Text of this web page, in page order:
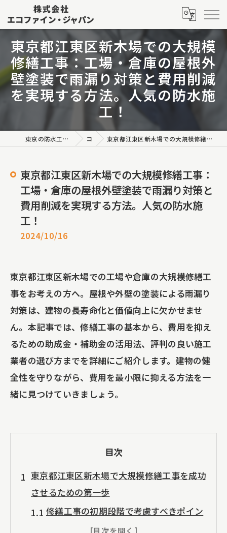
東京都江東区新木場での大規模
修繕工事：工場・倉庫の屋根外
壁塗装で雨漏り対策と費用削減
を実現する方法。人気の防水施
工！
東京の防水工事なら株式会社エコファイン・ジャパン コラム 東京都江東区新木場での大規模修繕工事：工場・倉庫の屋根外壁塗装で雨漏り対策と費用削減を実現する方法。人気の防水施工！
東京都江東区新木場での大規模修繕工事：
工場・倉庫の屋根外壁塗装で雨漏り対策と
費用削減を実現する方法。人気の防水施
工！
2024/10/16
東京都江東区新木場での工場や倉庫の大規模修繕工
事をお考えの方へ。屋根や外壁の塗装による雨漏り
対策は、建物の長寿命化と価値向上に欠かせませ
ん。本記事では、修繕工事の基本から、費用を抑え
るための助成金・補助金の活用法、評判の良い施工
業者の選び方までを詳細にご紹介します。建物の健
全性を守りながら、費用を最小限に抑える方法を一
緒に見つけていきましょう。
目次
東京都江東区新木場で大規模修繕工事を成功
させるための第一歩
修繕工事の初期段階で考慮すべきポイン